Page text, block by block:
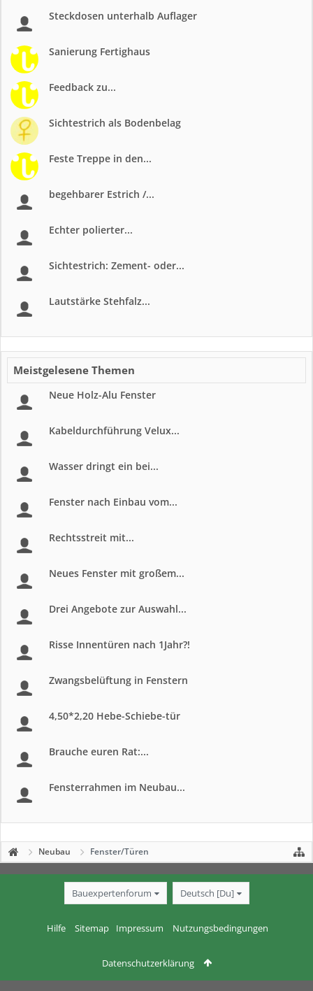
Steckdosen unterhalb Auflager
Sanierung Fertighaus
Feedback zu...
Sichtestrich als Bodenbelag
Feste Treppe in den...
begehbarer Estrich /...
Echter polierter...
Sichtestrich: Zement- oder...
Lautstärke Stehfalz...
Meistgelesene Themen
Neue Holz-Alu Fenster
Kabeldurchführung Velux...
Wasser dringt ein bei...
Fenster nach Einbau vom...
Rechtsstreit mit...
Neues Fenster mit großem...
Drei Angebote zur Auswahl...
Risse Innentüren nach 1Jahr?!
Zwangsbelüftung in Fenstern
4,50*2,20 Hebe-Schiebe-tür
Brauche euren Rat:...
Fensterrahmen im Neubau...
Neubau Fenster/Türen
Bauexpertenforum Deutsch [Du]
Hilfe Sitemap Impressum Nutzungsbedingungen
Datenschutzerklärung